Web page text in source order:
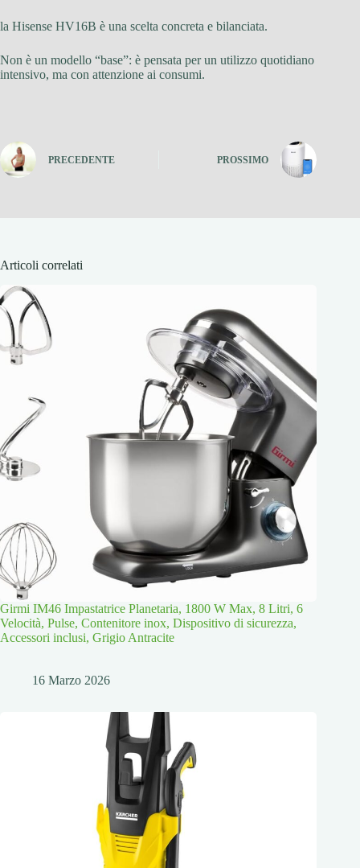
la Hisense HV16B è una scelta concreta e bilanciata.
Non è un modello “base”: è pensata per un utilizzo quotidiano
intensivo, ma con attenzione ai consumi.
PRECEDENTE PROSSIMO
Articoli correlati
Girmi IM46 Impastatrice Planetaria, 1800 W Max, 8 Litri, 6
Velocità, Pulse, Contenitore inox, Dispositivo di sicurezza,
Accessori inclusi, Grigio Antracite
16 Marzo 2026